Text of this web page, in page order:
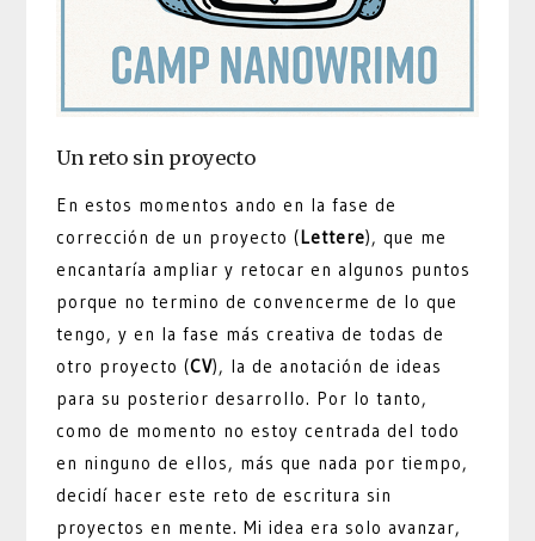
Un reto sin proyecto
En estos momentos ando en la fase de
corrección de un proyecto (Lettere), que me
encantaría ampliar y retocar en algunos puntos
porque no termino de convencerme de lo que
tengo, y en la fase más creativa de todas de
otro proyecto (CV), la de anotación de ideas
para su posterior desarrollo. Por lo tanto,
como de momento no estoy centrada del todo
en ninguno de ellos, más que nada por tiempo,
decidí hacer este reto de escritura sin
proyectos en mente. Mi idea era solo avanzar,